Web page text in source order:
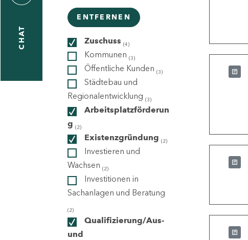
CHAT
ENTFERNEN
Zuschuss (4)
Kommunen (3)
Öffentliche Kunden (3)
Städtebau und
Regionalentwicklung (3)
Arbeitsplatzförderun
g (2)
Existenzgründung (2)
Investieren und
Wachsen (2)
Investitionen in
Sachanlagen und Beratung
(2)
Qualifizierung/Aus-
und